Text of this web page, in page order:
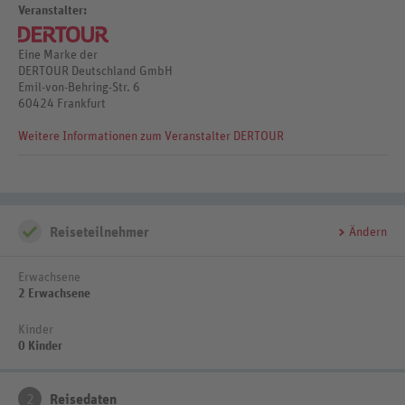
Getränke, Hauswein, Cocktails, lokale Spirituosen, 10-2 Uhr), Snacks
An-/Abreise: täglich
Diese Leistungsbeschreibung ist gültig vom 1.11.2024 bis
31.10.2025 (Jahreskatalog 2024/2025).
Veranstalter:
Eine Marke der
DERTOUR Deutschland GmbH
Emil-von-Behring-Str. 6
60424 Frankfurt
Weitere Informationen zum Veranstalter DERTOUR
Reiseteilnehmer Ändern
Erwachsene
2 Erwachsene
Kinder
0 Kinder
2 Reisedaten